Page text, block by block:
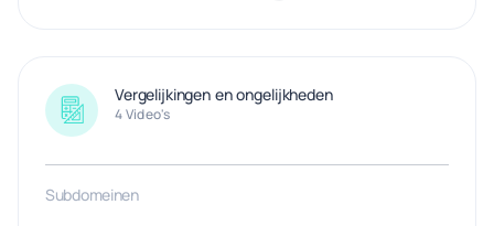
Vergelijkingen en ongelijkheden
4 Video's
Subdomeinen